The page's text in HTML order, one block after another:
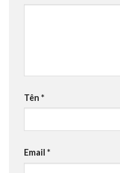
Tên *
Email *